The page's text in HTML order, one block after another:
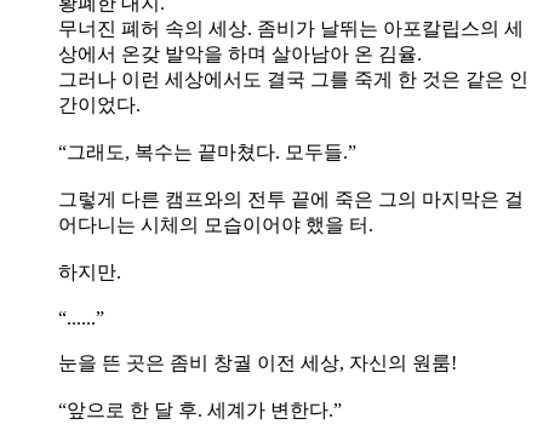
무너진 폐허 속의 세상. 좀비가 날뛰는 아포칼립스의 세
상에서 온갖 발악을 하며 살아남아 온 김율.
그러나 이런 세상에서도 결국 그를 죽게 한 것은 같은 인
간이었다.
“그래도, 복수는 끝마쳤다. 모두들.”
그렇게 다른 캠프와의 전투 끝에 죽은 그의 마지막은 걸
어다니는 시체의 모습이어야 했을 터.
하지만.
“......”
눈을 뜬 곳은 좀비 창궐 이전 세상, 자신의 원룸!
“앞으로 한 달 후. 세계가 변한다.”